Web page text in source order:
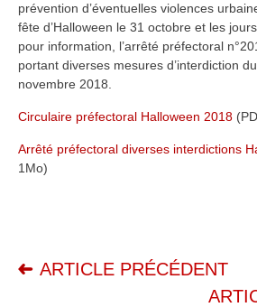
prévention d’éventuelles violences
fête d’Halloween le 31 octobre et les
pour information, l’arrêté préfectoral
portant diverses mesures d’interdiction
novembre 2018.
Circulaire préfectoral Halloween 2018
Arrêté préfectoral diverses interdictions
1Mo)
ARTICLE PRÉCÉDENT